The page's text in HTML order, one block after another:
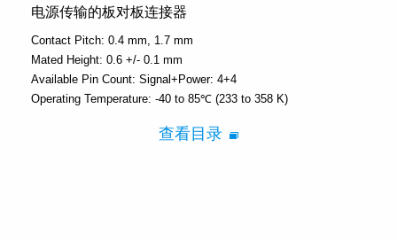
电源传输的板对板连接器
Contact Pitch: 0.4 mm
1.7 mm
Mated Height: 0.6 +/- 0.1 mm
Available Pin Count: Signal+Power: 4+4
Operating Temperature: -40 to 85℃ (233 to 358 K)
查看目录